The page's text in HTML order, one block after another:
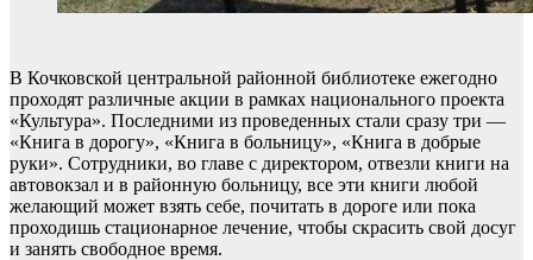
В Кочковской центральной районной библиотеке ежегодно
проходят различные акции в рамках национального проекта
«Культура». Последними из проведенных стали сразу три —
«Книга в дорогу», «Книга в больницу», «Книга в добрые
руки». Сотрудники, во главе с директором, отвезли книги на
автовокзал и в районную больницу, все эти книги любой
желающий может взять себе, почитать в дороге или пока
проходишь стационарное лечение, чтобы скрасить свой досуг
и занять свободное время.